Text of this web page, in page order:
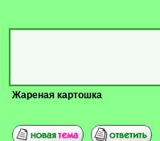
Жареная картошка